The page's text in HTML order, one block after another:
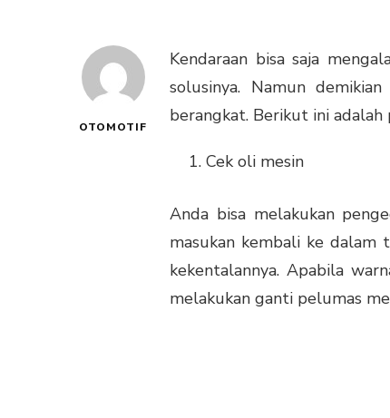
OTOMOTIF
Kendaraan bisa saja
solusinya. Namun
berangkat. Berikut ini
Cek oli mesin
Anda bisa melakukan
masukan kembali ke dalam
kekentalannya. Apabila
melakukan ganti pelumas